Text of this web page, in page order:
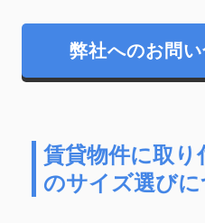
弊社へのお問
賃貸物件に取
のサイズ選びに